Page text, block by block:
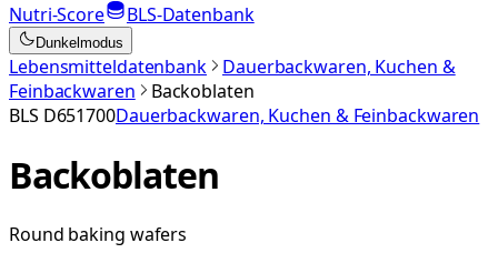
Nutri-Score
BLS-Datenbank
Dunkelmodus
Lebensmitteldatenbank
Dauerbackwaren, Kuchen &
Feinbackwaren
Backoblaten
BLS D651700Dauerbackwaren, Kuchen & Feinbackwaren
Backoblaten
Round baking wafers